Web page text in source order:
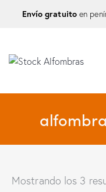
Envío gratuitoen
Mostrando los 3